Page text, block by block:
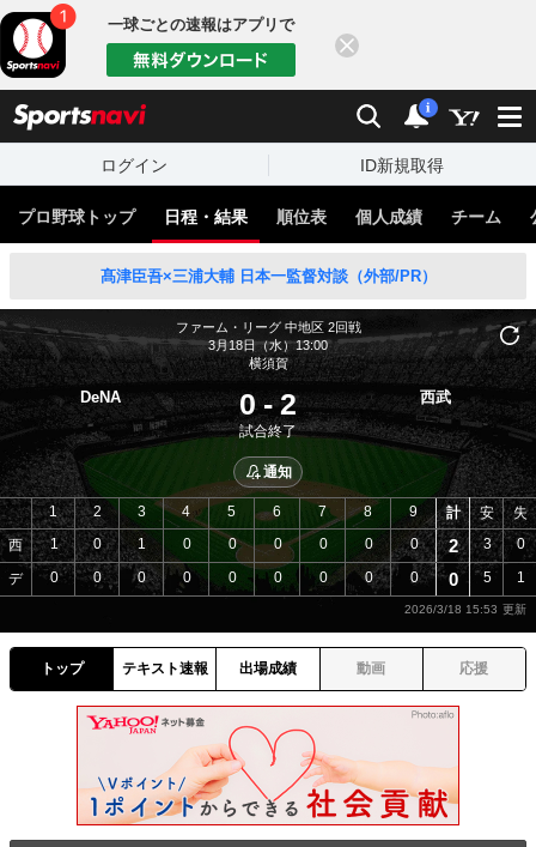
一球ごとの速報はアプリで
検索 通知
i
ログイン ID新規取得
プロ野球トップ 日程・結果 順位表 個人成績 チーム
髙津臣吾×三浦大輔 日本一監督対談（外部/PR）
ファーム・リーグ 中地区 2回戦
3月18日（水）13:00
横須賀
DeNA 0 - 2
試合終了
西武
通知
西
デ
1 2 3 4 5 6 7 8
9
1
0 1 0 0 0 0 0
0
0
0 0 0 0 0 0 0 0
計 安 失
2 3 0
0 5 1
2026/3/18 15:53
トップ テキスト速報 出場成績 動画 応援